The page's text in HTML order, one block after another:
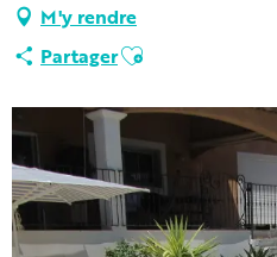
M'y rendre
PartagerAjouter aux favoris